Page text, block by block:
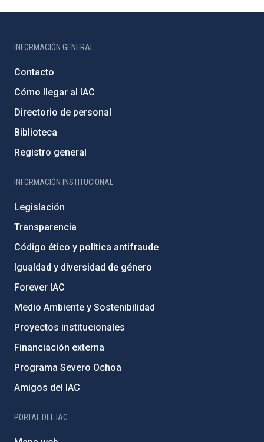
INFORMACIÓN GENERAL
Contacto
Cómo llegar al IAC
Directorio de personal
Biblioteca
Registro general
INFORMACIÓN INSTITUCIONAL
Legislación
Transparencia
Código ético y política antifraude
Igualdad y diversidad de género
Forever IAC
Medio Ambiente y Sostenibilidad
Proyectos institucionales
Financiación externa
Programa Severo Ochoa
Amigos del IAC
PORTAL DEL IAC